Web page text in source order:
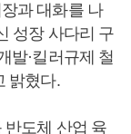
과 대화를 나
성장 사다리 구
발·킬러규제 철
밝혔다.
반도체 산업 육